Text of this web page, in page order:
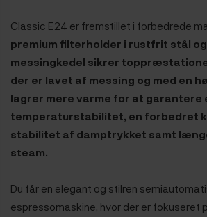
Classic E24 er fremstillet i forbedrede
premium filterholder i rustfrit stål
messingkedel sikrer
der er lavet af messing og med en
lagrer mere varme for at garantere
temperaturstabilitet, en forbedret
stabilitet af damptrykket samt
steam.
Du får en elegant og stilren
espressomaskine, hvor der er fokuseret